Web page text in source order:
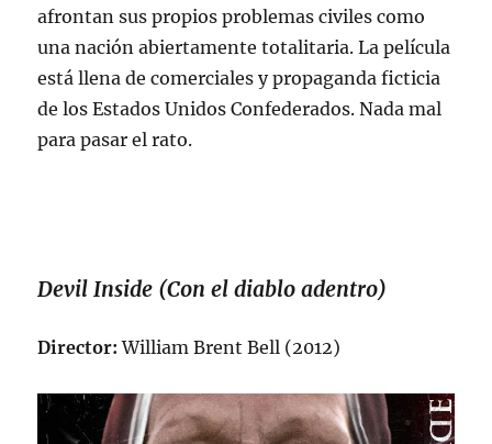
afrontan sus propios problemas civiles como
una nación abiertamente totalitaria. La película
está llena de comerciales y propaganda ficticia
de los Estados Unidos Confederados. Nada mal
para pasar el rato.
Devil Inside (Con el diablo adentro)
Director: William Brent Bell (2012)